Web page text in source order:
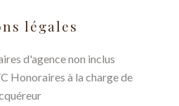
légales
d'agence non inclus
Honoraires à la charge de